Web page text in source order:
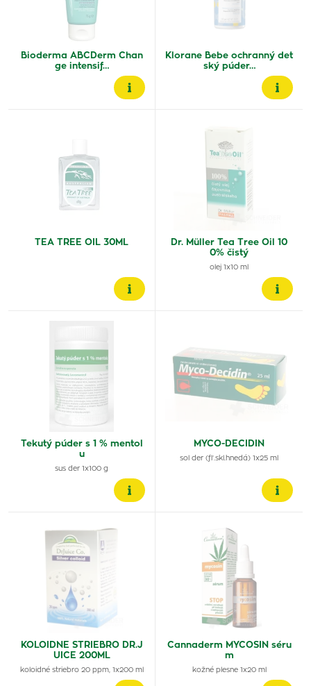
Bioderma ABCDerm Chan
ge intensif…
Klorane Bebe ochranný det
ský púder…
TEA TREE OIL 30ML
Dr. Müller Tea Tree Oil 10
0% čistý
olej 1x10 ml
Tekutý púder s 1 % mentol
u
sus der 1x100 g
MYCO-DECIDIN
sol der (fľ.skl.hnedá) 1x25 ml
KOLOIDNE STRIEBRO DR.J
UICE 200ML
koloidné striebro 20 ppm, 1x200 ml
Cannaderm MYCOSIN séru
m
kožné plesne 1x20 ml